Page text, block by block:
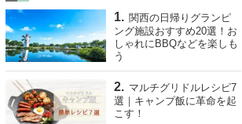
関西の日帰りグランピ
ング施設おすすめ20選！お
しゃれにBBQなどを楽しも
う
マルチグリドルレシピ7
選｜キャンプ飯に革命を起
こす！